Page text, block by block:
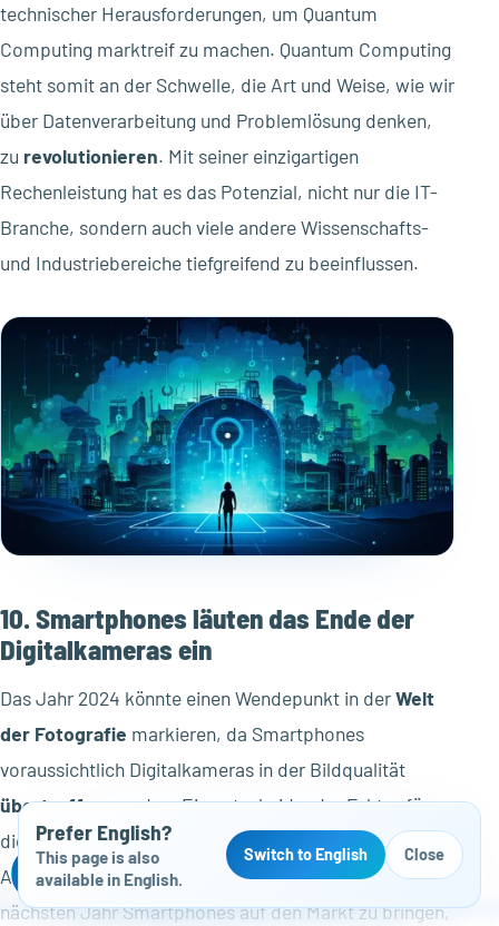
technischer Herausforderungen, um Quantum
Computing marktreif zu machen. Quantum Computing
steht somit an der Schwelle, die Art und Weise, wie wir
über Datenverarbeitung und Problemlösung denken,
zu revolutionieren. Mit seiner einzigartigen
Rechenleistung hat es das Potenzial, nicht nur die IT-
Branche, sondern auch viele andere Wissenschafts-
und Industriebereiche tiefgreifend zu beeinflussen.
10. Smartphones läuten das Ende der
Digitalkameras ein
Das Jahr 2024 könnte einen Wendepunkt in derWelt
der Fotografie markieren, da Smartphones
voraussichtlich Digitalkameras in der Bildqualität
übertreffenwerden. Ein entscheidender Faktor für
diese Entwicklung ist eine kürzlich erfolgte
Ankündigung von Sony. Das Unternehmen plant, im
nächsten Jahr Smartphones auf den Markt zu bringen,
Kostenloser Website-Check
Prefer English?
This page is also
available in English.
Switch to English Close